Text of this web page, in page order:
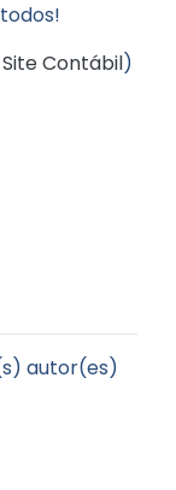
Contábil)
autor(es)